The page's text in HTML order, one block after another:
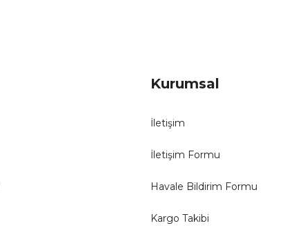
Kurumsal
İletişim
İletişim Formu
Havale Bildirim Formu
Kargo Takibi